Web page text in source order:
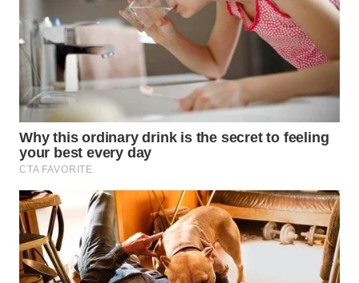
BOROBUDUR
WN
MADURA
WN
SURABAYA
NATUNA
WN
BINTAN